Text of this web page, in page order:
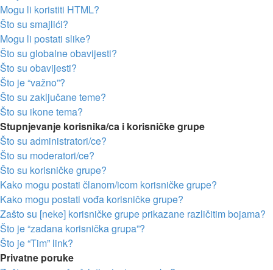
Mogu li koristiti HTML?
Što su smajlići?
Mogu li postati slike?
Što su globalne obavijesti?
Što su obavijesti?
Što je “važno”?
Što su zaključane teme?
Što su ikone tema?
Stupnjevanje korisnika/ca i korisničke grupe
Što su administratori/ce?
Što su moderatori/ce?
Što su korisničke grupe?
Kako mogu postati članom/icom korisničke grupe?
Kako mogu postati vođa korisničke grupe?
Zašto su [neke] korisničke grupe prikazane različitim bojama?
Što je “zadana korisnička grupa”?
Što je “Tim” link?
Privatne poruke